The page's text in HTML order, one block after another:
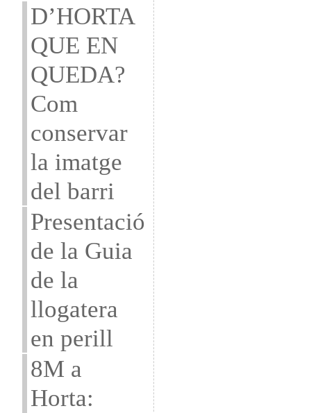
D’HORTA
QUE EN
QUEDA?
Com
conservar
la imatge
del barri
Presentació
de la Guia
de la
llogatera
en perill
8M a
Horta: